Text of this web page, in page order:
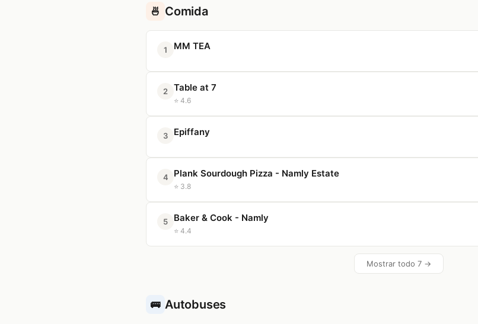
🍜 Comida
1 MM TEA
2 Table at 7
⭐ 4.6
3 Epiffany
4 Plank Sourdough Pizza - Namly Estate
⭐ 3.8
5 Baker & Cook - Namly
⭐ 4.4
Mostrar todo 7 →
🚌 Autobuses